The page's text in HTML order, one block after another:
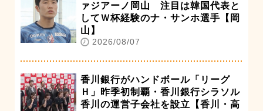
ァジアーノ岡山 注目は韓国代表と
してＷ杯経験のナ・サンホ選手【岡
山】
2026/08/07
香川銀行がハンドボール「リーグ
Ｈ」昨季初制覇・香川銀行シラソル
香川の運営子会社を設立【香川・高